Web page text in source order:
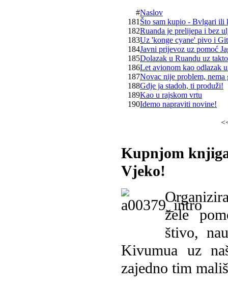
#Naslov
181 Što sam kupio - Bvlgari ili
182Ruanda je prelijepa i bez
183Uz 'konge cyane' pivo i
184Javni prijevoz uz pomoć
185Dolazak u Ruandu uz
186Let avionom kao odlazak
187Novac nije problem, nema
188Gdje ja stadoh, ti produži!
189Kao u rajskom vrtu
190Idemo napraviti novine!
Kupnjom
Vjeko!
žele
štivo,
Kivumua uz
zajedno tim